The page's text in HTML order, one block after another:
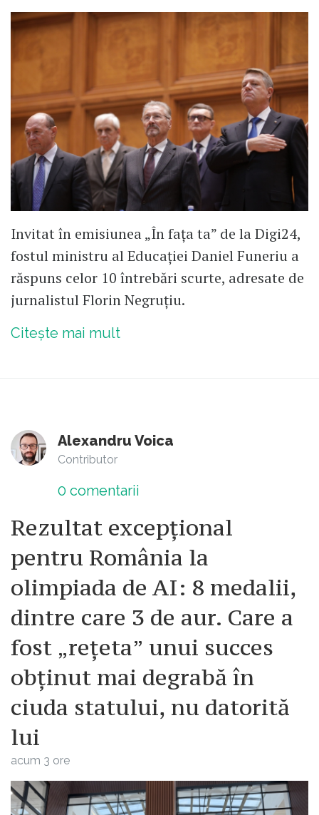
Invitat în emisiunea „În fața ta” de la Digi24,
fostul ministru al Educației Daniel Funeriu a
răspuns celor 10 întrebări scurte, adresate de
jurnalistul Florin Negruțiu.
Citește mai mult
Alexandru Voica
Contributor
0 comentarii
Rezultat excepțional
pentru România la
olimpiada de AI: 8 medalii,
dintre care 3 de aur. Care a
fost „rețeta” unui succes
obținut mai degrabă în
ciuda statului, nu datorită
lui
acum 3 ore